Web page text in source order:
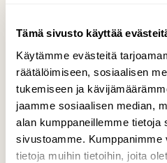
Tämä sivusto käyttää
Käytämme evästeitä
räätälöimiseen, sosiaalisen
tukemiseen ja
jaamme sosiaalisen median,
alan kumppaneillemme tietoja
sivustoamme. Kumppanimme
tietoja muihin tietoihin, joita
Vesimittaritkin ovat